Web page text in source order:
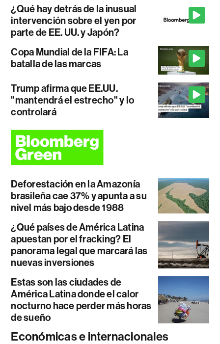
¿Qué hay detrás de la inusual
intervención sobre el yen por
parte de EE. UU. y Japón?
Copa Mundial de la FIFA: La
batalla de las marcas
Trump afirma que EE.UU.
"mantendrá el estrecho" y lo
controlará
Deforestación en la Amazonía
brasileña cae 37% y apunta a su
nivel más bajo desde 1988
¿Qué países de América Latina
apuestan por el fracking? El
panorama legal que marcará las
nuevas inversiones
Estas son las ciudades de
América Latina donde el calor
nocturno hace perder más horas
de sueño
Económicas e internacionales